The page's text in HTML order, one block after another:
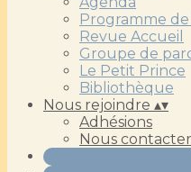
Programme
Revue Accueil
Groupe de
Le Petit Prince
Bibliothèque
Nous rejoindre ▴▾
Adhésions
Nous contacter